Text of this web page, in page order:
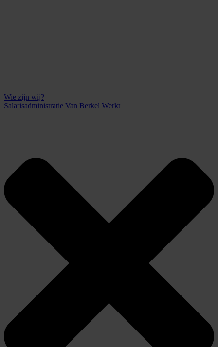
Wie zijn wij?
Salarisadministratie Van Berkel Werkt